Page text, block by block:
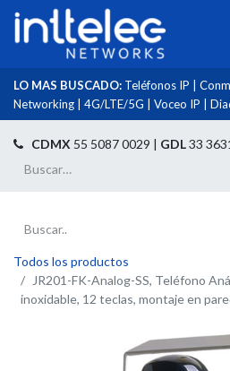
LO MAS BUSCADO: Teléfonos IP
Networking
4G/LTE/5G Voceo IP
CDMX 55 5087 0029 | GDL33
Todos los productos
JR201-FK-Analog-SS, Teléfono
inoxidable, 12 teclas, montaje en